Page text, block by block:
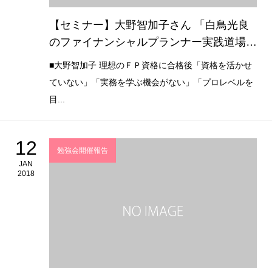
【セミナー】大野智加子さん 「白鳥光良
のファイナンシャルプランナー実践道場２
０２０」
■大野智加子 理想のＦＰ資格に合格後「資格を活かせ
ていない」「実務を学ぶ機会がない」「プロレベルを
目...
12
JAN
2018
勉強会開催報告